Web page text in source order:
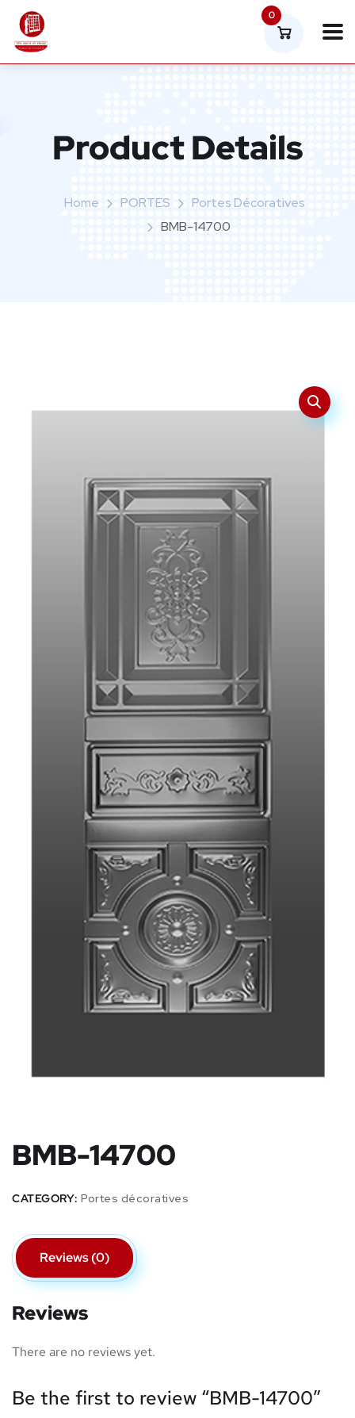
0
Product Details
Home PORTES
Portes Décoratives
BMB-14700
BMB-14700
CATEGORY: Portes décoratives
Reviews (0)
Reviews
There are no reviews yet.
Be the first to review “BMB-14700”